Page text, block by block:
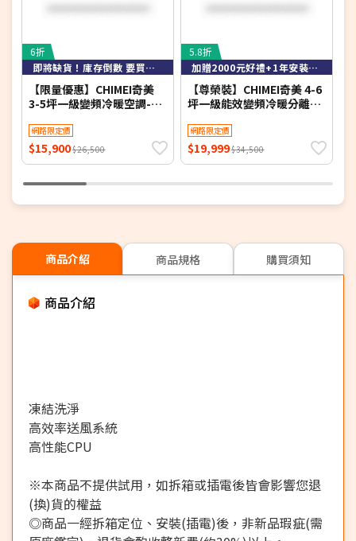
6折
即將缺貨！庫存倒數 要買要快！
【限量優惠】CHIMEI奇美
3-5坪一級變頻冷暖空調-星
S29HG1 【含基本安裝+舊
機回收】【加贈2000元好禮
+1年安裝保固】
網路限定價
$15,900$26,500
5.8折
加贈2000元好禮+1年安裝保固
【尊榮裝】CHIMEI奇美 4-6
坪一級能效變頻冷暖分離式
S37HG1-1/RC-
S37HG1【含基本安裝+舊機
回收】【加贈2000元好禮
網路限定價
$19,999$34,500
商品介紹 商品規格 購買須知
商品介紹
凍結洗淨
高效率送風系統
高性能CPU
※本商品不提供試用，如拆箱或插電後皆會影響您退
(換)貨的權益
◎商品一經拆箱定位、安裝(插電)後，非新品瑕疵(需